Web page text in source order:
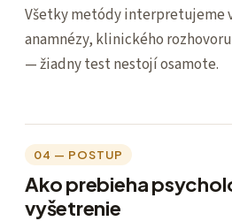
Všetky metódy interpretujeme
anamnézy, klinického
— žiadny test nestojí osamote.
04 — POSTUP
Ako prebieha
vyšetrenie